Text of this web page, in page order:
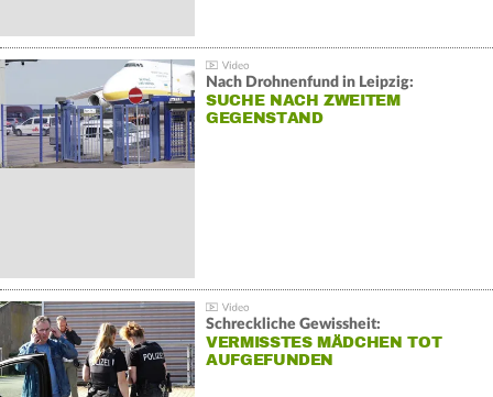
Nach Drohnenfund in Leipzig:
SUCHE NACH ZWEITEM
GEGENSTAND
Schreckliche Gewissheit:
VERMISSTES MÄDCHEN TOT
AUFGEFUNDEN